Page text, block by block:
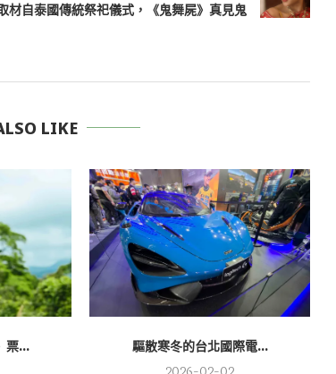
材自泰國傳統祭祀儀式，《鬼舞屍》真見鬼
LIKE
票... 驅散寒冬的台北國際電...